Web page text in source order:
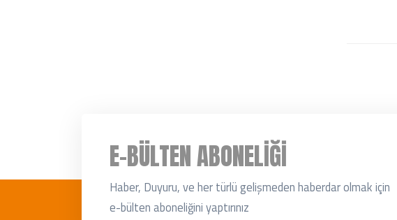
E-BÜLTEN ABONELIĞI
Haber, Duyuru, ve her türlü gelişmeden haberdar olmak için
e-bülten aboneliğini yaptırınız